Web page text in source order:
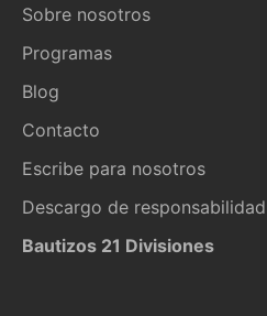
Sobre nosotros
Programas
Blog
Contacto
Escribe para nosotros
Descargo de responsabilidad
Bautizos 21 Divisiones